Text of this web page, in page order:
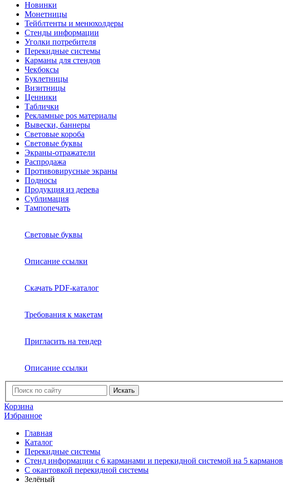
Новинки
Монетницы
Тейблтенты и менюхолдеры
Стенды информации
Уголки потребителя
Перекидные системы
Карманы для стендов
Чекбоксы
Буклетницы
Визитницы
Ценники
Таблички
Рекламные pos материалы
Вывески, баннеры
Световые короба
Световые буквы
Экраны-отражатели
Распродажа
Противовирусные экраны
Подносы
Продукция из дерева
Сублимация
Тампопечать
Световые буквы
Описание ссылки
Скачать PDF-каталог
Требования к макетам
Пригласить на тендер
Описание ссылки
Искать
Корзина
Избранное
Главная
Каталог
Перекидные системы
Стенд информации с 6 карманами и перекидной системой на 5 карманов
С окантовкой перекидной системы
Зелёный